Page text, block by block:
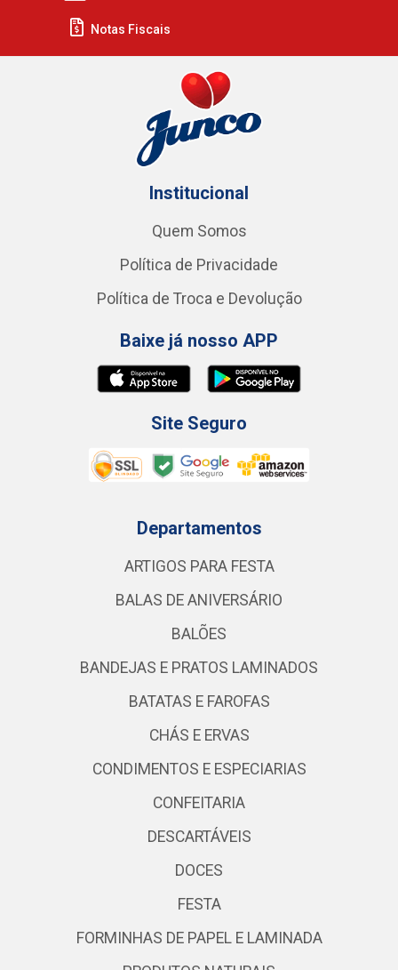
Notas Fiscais
Institucional
Quem Somos
Política de Privacidade
Política de Troca e Devolução
Baixe já nosso APP
Site Seguro
Departamentos
ARTIGOS PARA FESTA
BALAS DE ANIVERSÁRIO
BALÕES
BANDEJAS E PRATOS LAMINADOS
BATATAS E FAROFAS
CHÁS E ERVAS
CONDIMENTOS E ESPECIARIAS
CONFEITARIA
DESCARTÁVEIS
DOCES
FESTA
FORMINHAS DE PAPEL E LAMINADA